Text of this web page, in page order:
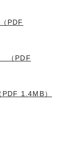
PDF
（PDF
1.4MB）